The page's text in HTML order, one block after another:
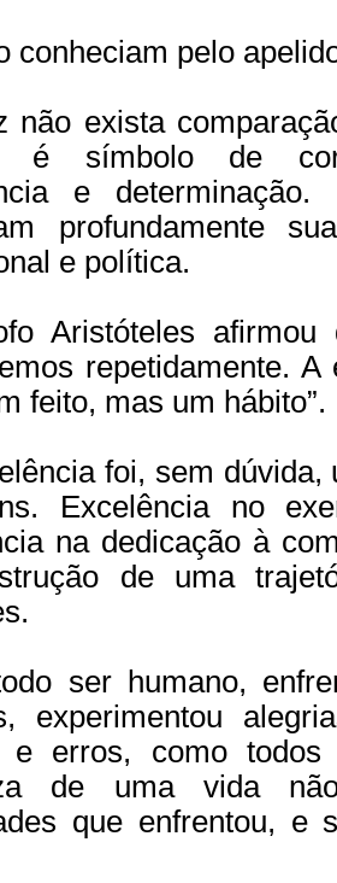
conheciam pelo
não exista
é símbolo de
e determinação.
profundamente
e política.
Aristóteles afirmou
repetidamente. A
feito, mas um hábito”.
foi, sem dúvida,
Excelência no
na dedicação à
de uma
ser humano,
experimentou
e erros, como
de uma vida
que enfrentou, e